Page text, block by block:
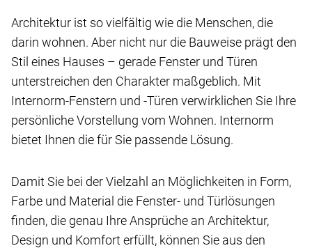
Architektur ist so vielfältig wie die Menschen, die
darin wohnen. Aber nicht nur die Bauweise prägt den
Stil eines Hauses – gerade Fenster und Türen
unterstreichen den Charakter maßgeblich. Mit
Internorm-Fenstern und -Türen verwirklichen Sie Ihre
persönliche Vorstellung vom Wohnen. Internorm
bietet Ihnen die für Sie passende Lösung.
Damit Sie bei der Vielzahl an Möglichkeiten in Form,
Farbe und Material die Fenster- und Türlösungen
finden, die genau Ihre Ansprüche an Architektur,
Design und Komfort erfüllt, können Sie aus den